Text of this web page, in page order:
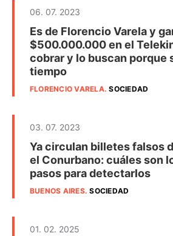
06. 07. 2023
Es de Florencio Varela y
$500.000.000 en el
cobrar y lo buscan porque
tiempo
FLORENCIO VARELA.SOCIEDAD
03. 07. 2023
Ya circulan billetes falsos
el Conurbano: cuáles son
pasos para detectarlos
BUENOS AIRES.SOCIEDAD
01. 02. 2025